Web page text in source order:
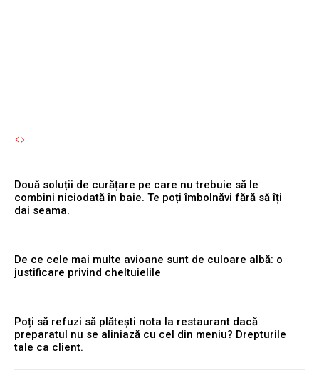
Două soluții de curățare pe care nu trebuie să le
combini niciodată în baie. Te poți îmbolnăvi fără să îți
dai seama.
De ce cele mai multe avioane sunt de culoare albă: o
justificare privind cheltuielile
Poți să refuzi să plătești nota la restaurant dacă
preparatul nu se aliniază cu cel din meniu? Drepturile
tale ca client.